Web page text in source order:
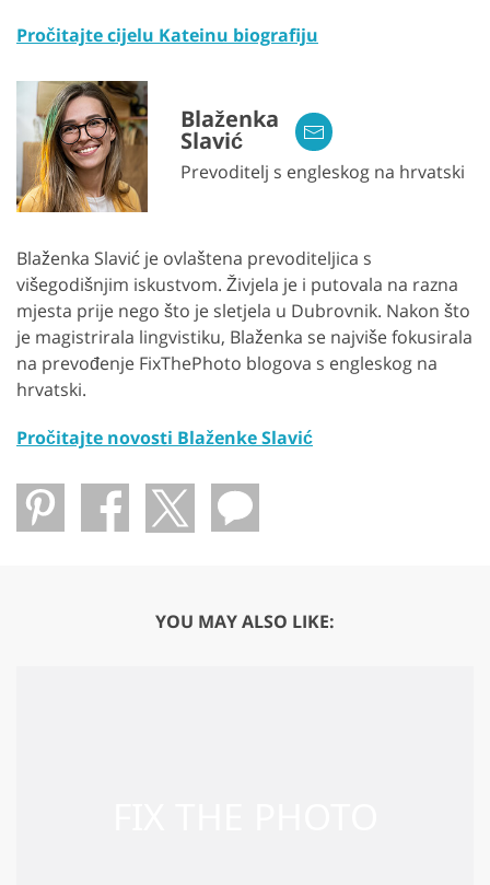
Pročitajte cijelu Kateinu biografiju
Blaženka
Slavić
Prevoditelj s engleskog na hrvatski
Blaženka Slavić je ovlaštena prevoditeljica s
višegodišnjim iskustvom. Živjela je i putovala na razna
mjesta prije nego što je sletjela u Dubrovnik. Nakon što
je magistrirala lingvistiku, Blaženka se najviše fokusirala
na prevođenje FixThePhoto blogova s ​​engleskog na
hrvatski.
Pročitajte novosti Blaženke Slavić
YOU MAY ALSO LIKE: